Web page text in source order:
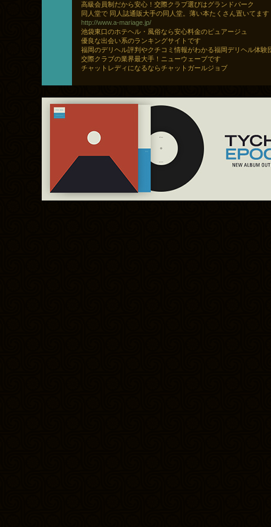
高級会員制だから安心！交際クラブ選びはグランドパーク
同人堂で 同人誌通販大手の同人堂。薄い本たくさん置いてます
http://www.a-mariage.jp/
池袋東口のホテヘル・風俗なら安心料金のピュアージュ
優良な出会い系のランキングサイトです
福岡のデリヘル評判やクチコミ情報がわかる福岡デリヘル体験
交際クラブの業界最大手！ニューウェーブです
チャットレディになるならチャットガールジョブ